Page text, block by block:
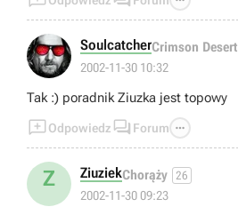
SoulcatcherCrimson Desert
2002-11-30 10:32
Tak :) poradnik Ziuzka jest topowy
Odpowiedz  Forum 
Z ZiuziekChorąży 26
2002-11-30 09:23